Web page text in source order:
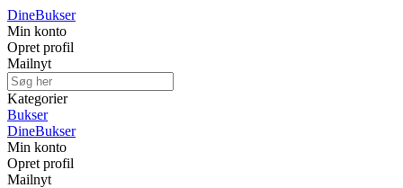
DineBukser
Min konto
Opret profil
Mailnyt
Kategorier
Bukser
DineBukser
Min konto
Opret profil
Mailnyt